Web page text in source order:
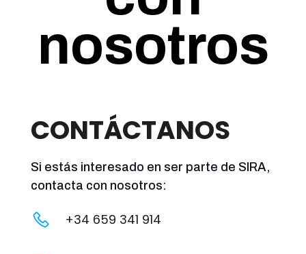
nosotros
CONTÁCTANOS
Si estás interesado en ser parte de SIRA,
contacta con nosotros:
+34 659 341 914